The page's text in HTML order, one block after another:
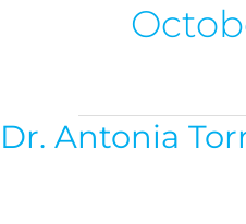
Dr. Antonia
Dr.